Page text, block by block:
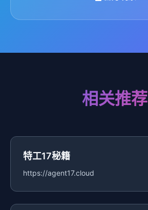
相关推荐
特工17秘籍
https://agent17.cloud